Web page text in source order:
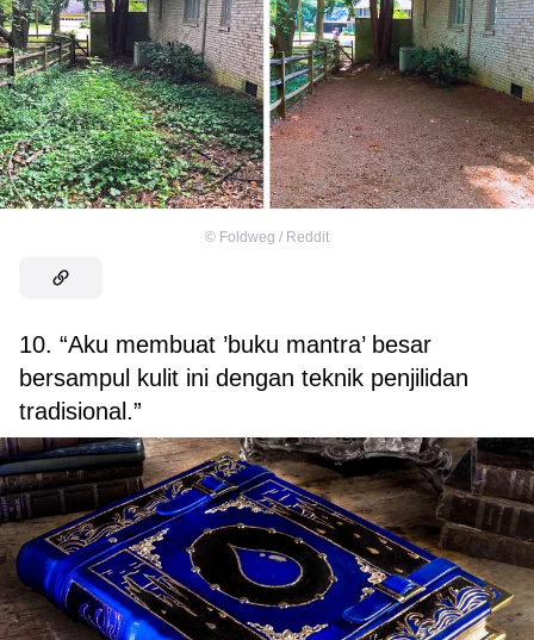
© Foldweg / Reddit
10. “Aku membuat ’buku mantra’ besar
bersampul kulit ini dengan teknik penjilidan
tradisional.”